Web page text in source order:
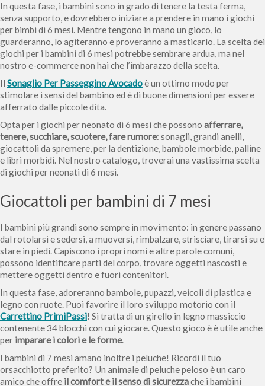
In questa fase, i bambini sono in grado di tenere la testa ferma,
senza supporto, e dovrebbero iniziare a prendere in mano i giochi
per bimbi di 6 mesi. Mentre tengono in mano un gioco, lo
guarderanno, lo agiteranno e proveranno a masticarlo. La scelta dei
giochi per i bambini di 6 mesi potrebbe sembrare ardua, ma nel
nostro e-commerce non hai che l’imbarazzo della scelta.
Il Sonaglio Per Passeggino Avocadoè un ottimo modo per
stimolare i sensi del bambino ed è di buone dimensioni per essere
afferrato dalle piccole dita.
Opta per i giochi per neonato di 6 mesi che possono afferrare,
tenere, succhiare, scuotere, fare rumore: sonagli, grandi anelli,
giocattoli da spremere, per la dentizione, bambole morbide, palline
e libri morbidi. Nel nostro catalogo, troverai una vastissima scelta
di giochi per neonati di 6 mesi.
Giocattoli per bambini di 7 mesi
I bambini più grandi sono sempre in movimento: in genere passano
dal rotolarsi e sedersi, a muoversi, rimbalzare, strisciare, tirarsi su e
stare in piedi. Capiscono i propri nomi e altre parole comuni,
possono identificare parti del corpo, trovare oggetti nascosti e
mettere oggetti dentro e fuori contenitori.
In questa fase, adoreranno bambole, pupazzi, veicoli di plastica e
legno con ruote. Puoi favorire il loro sviluppo motorio con il
Carrettino PrimiPassi! Si tratta di un girello in legno massiccio
contenente 34 blocchi con cui giocare. Questo gioco è è utile anche
per imparare i colori e le forme.
I bambini di 7 mesi amano inoltre i peluche! Ricordi il tuo
orsacchiotto preferito? Un animale di peluche peloso è un caro
amico che offre il comfort e il senso di sicurezzache i bambini